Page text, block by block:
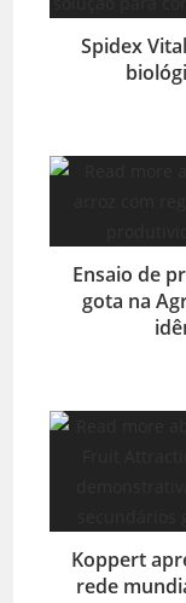
Spidex
Ensaio de
gota na
Koppert
rede